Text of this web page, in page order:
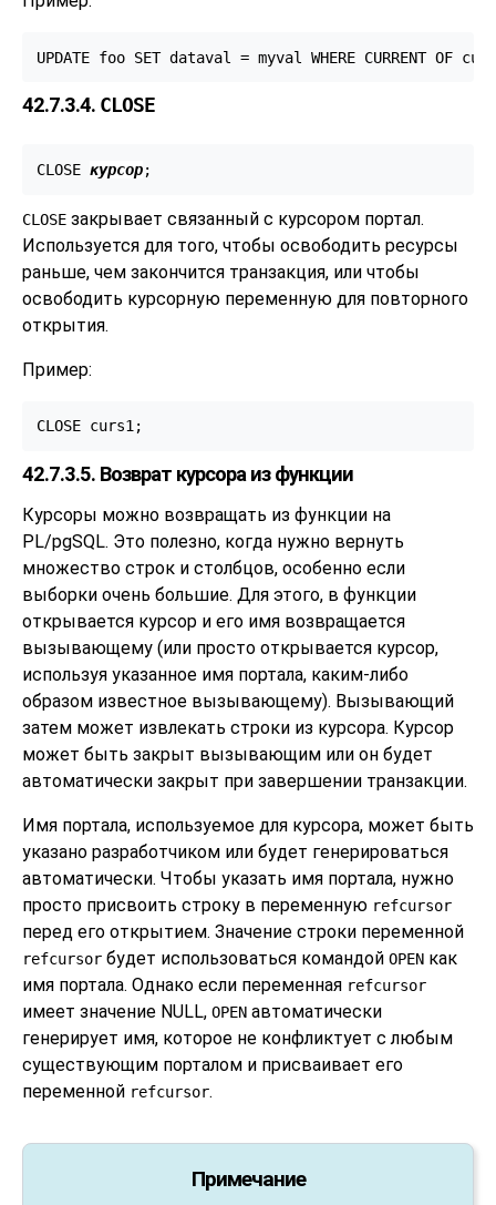
UPDATE foo SET dataval = myval WHERE CURRENT OF
42.7.3.4. CLOSE
CLOSE курсор;
CLOSE закрывает связанный с курсором портал.
Используется для того, чтобы освободить ресурсы
раньше, чем закончится транзакция, или чтобы
освободить курсорную переменную для повторного
открытия.
Пример:
CLOSE curs1;
42.7.3.5. Возврат курсора из функции
Курсоры можно возвращать из функции на
PL/pgSQL. Это полезно, когда нужно вернуть
множество строк и столбцов, особенно если
выборки очень большие. Для этого, в функции
открывается курсор и его имя возвращается
вызывающему (или просто открывается курсор,
используя указанное имя портала, каким-либо
образом известное вызывающему). Вызывающий
затем может извлекать строки из курсора. Курсор
может быть закрыт вызывающим или он будет
автоматически закрыт при завершении транзакции.
Имя портала, используемое для курсора, может быть
указано разработчиком или будет генерироваться
автоматически. Чтобы указать имя портала, нужно
просто присвоить строку в переменную refcursor
перед его открытием. Значение строки переменной
refcursor будет использоваться командой OPEN как
имя портала. Однако если переменная refcursor
имеет значение NULL, OPEN автоматически
генерирует имя, которое не конфликтует с любым
существующим порталом и присваивает его
переменной refcursor.
Примечание